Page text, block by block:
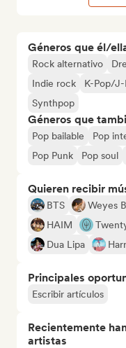
Géneros que él/
Rock alternativo
Indie rock
K-Pop/J-
Synthpop
Géneros que
Pop bailable Pop
Pop Punk
Pop soul
Quieren recibir
BTS Weyes
HAIM
Dua Lipa
Principales
Escribir artículos
Recientemente
artistas